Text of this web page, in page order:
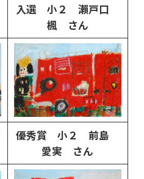
入選 小２ 瀨戸口
楓 さん
優秀賞 小２ 前島
愛実 さん